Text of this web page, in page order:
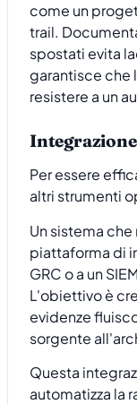
come un
trail.
spostati evita
garantisce che
resistere a un
Per essere
altri strumenti
Un sistema
piattaforma di
GRC o a un
L'obiettivo è
evidenze
sorgente
Questa
automatizza la